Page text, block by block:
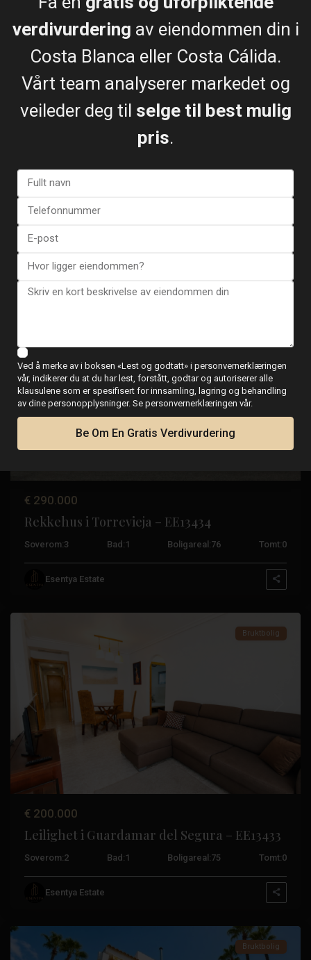
Tidligere Neste
Bruktbolig
€ 239.000
Leilighet i Orihuela Costa – EE13435
Esentya Estate
Los
Altos,
Tidligere Neste
€ 290.000
Rekkehus i Torrevieja – EE13434
Soverom:3 Bad: 1 Boligareal:76 Tomt:0
Esentya Estate
Tidligere Neste
Bruktbolig
€ 200.000
Leilighet i Guardamar del Segura – EE13433
Soverom:2 Bad: 1 Boligareal:75 Tomt:0
Esentya Estate
Orihuela
Bruktbolig
verdivurdering av eiendommen din i
Costa Blanca eller Costa Cálida.
Vårt team analyserer markedet og
veileder deg til selge til best mulig
pris.
Ved å merke av i boksen «Lest og godtatt» i personvernerklæringen
vår, indikerer du at du har lest, forstått, godtar og autoriserer alle
klausulene som er spesifisert for innsamling, lagring og behandling
av dine personopplysninger. Se personvernerklæringen vår.
Be Om En Gratis Verdivurdering